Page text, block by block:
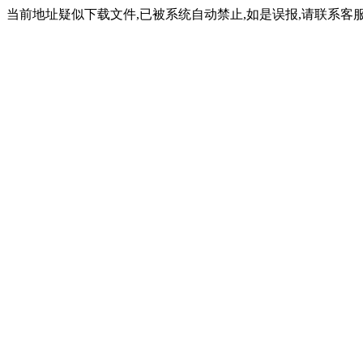
当前地址疑似下载文件,已被系统自动禁止,如是误报,请联系客